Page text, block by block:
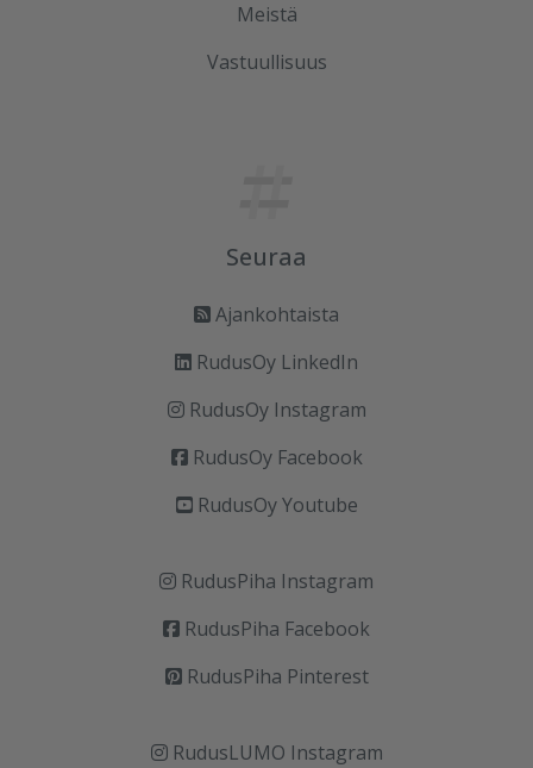
Meistä
Vastuullisuus
Seuraa
Ajankohtaista
RudusOy LinkedIn
RudusOy Instagram
RudusOy Facebook
RudusOy Youtube
RudusPiha Instagram
RudusPiha Facebook
RudusPiha Pinterest
RudusLUMO Instagram